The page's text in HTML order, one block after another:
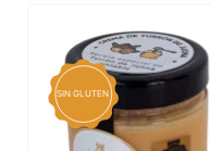
SIN GLUTEN